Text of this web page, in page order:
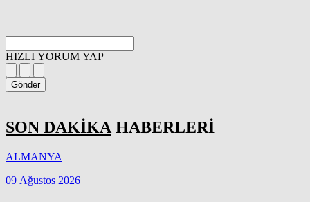
HIZLI YORUM YAP
Gönder
SON DAKİKA HABERLERİ
ALMANYA
09 Ağustos 2026